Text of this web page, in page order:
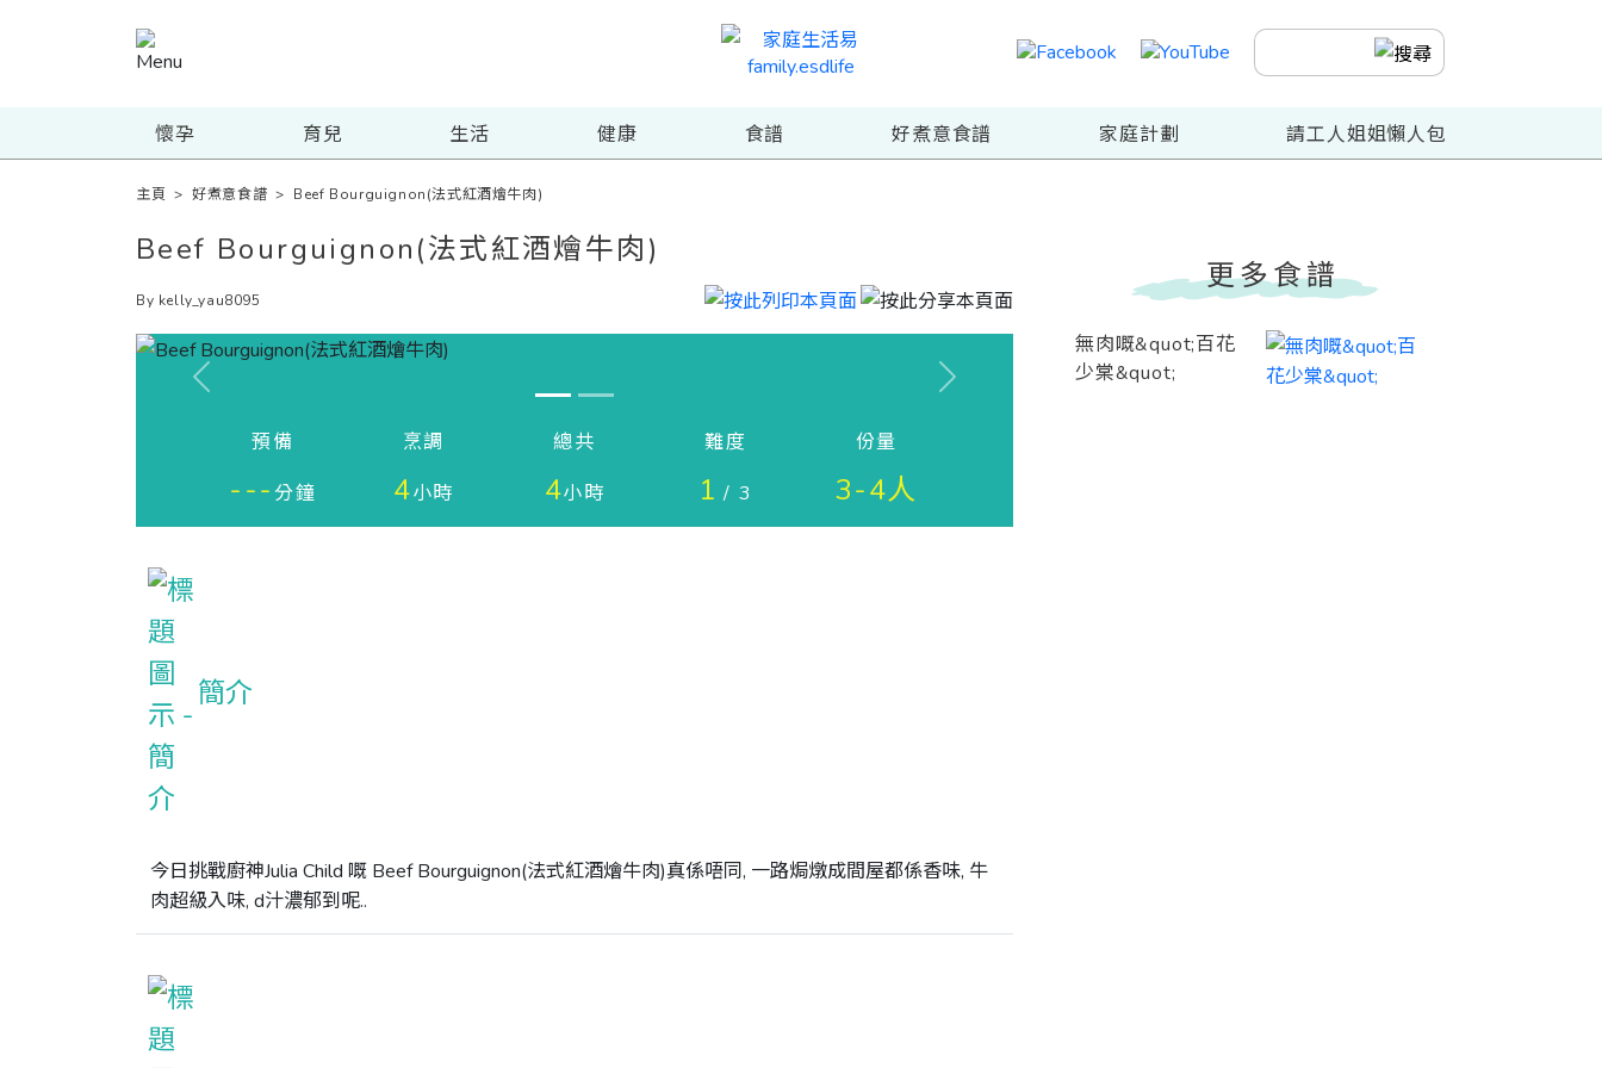
懷孕 育兒 生活 健康 食譜 好煮意食譜 家庭計劃 請工人姐姐懶人包
主頁 >好煮意食譜 > Beef Bourguignon(法式紅酒燴牛肉)
Beef Bourguignon(法式紅酒燴牛肉)
By kelly_yau8095
Previous Next
預備
---分鐘
烹調
4小時
總共
4小時
難度
1 / 3
份量
3-4人
簡介
今日挑戰廚神Julia Child 嘅 Beef Bourguignon(法式紅酒燴牛肉)真係唔同, 一路焗燉成間屋都係香味, 牛
肉超級入味, d汁濃郁到呢..
更多食譜
無肉嘅&quot;百花
少棠&quot;